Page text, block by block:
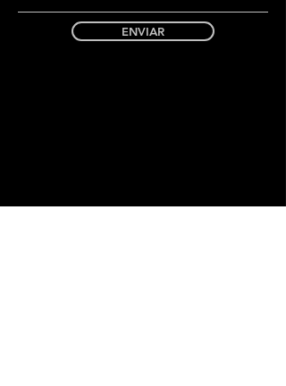
ENVIAR